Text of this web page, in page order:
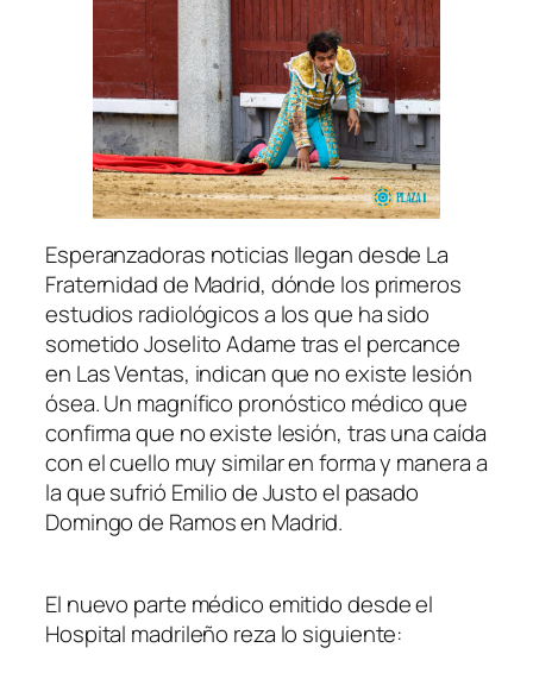
Esperanzadoras noticias llegan desde La
Fraternidad de Madrid, dónde los primeros
estudios radiológicos a los que ha sido
sometido Joselito Adame tras el percance
en Las Ventas, indican que no existe lesión
ósea. Un magnífico pronóstico médico que
confirma que no existe lesión, tras una caída
con el cuello muy similar en forma y manera a
la que sufrió Emilio de Justo el pasado
Domingo de Ramos en Madrid.
El nuevo parte médico emitido desde el
Hospital madrileño reza lo siguiente: